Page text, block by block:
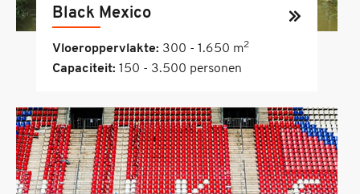
Black Mexico
Vloeroppervlakte: 300 - 1.650 m2
Capaciteit: 150 - 3.500 personen